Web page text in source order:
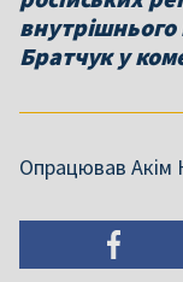
Опрацював Акім